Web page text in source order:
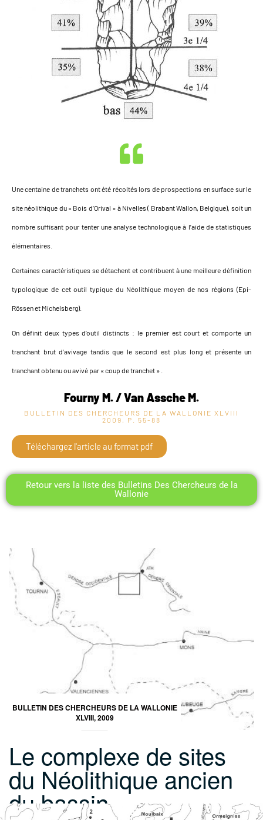
Une centaine de tranchets ont été récoltés lors de prospections en surface sur le
site néolithique du « Bois d’Orival » à Nivelles ( Brabant Wallon, Belgique), soit un
nombre suffisant pour tenter une analyse technologique à l’aide de statistiques
élémentaires.
Certaines caractéristiques se détachent et contribuent à une meilleure définition
typologique de cet outil typique du Néolithique moyen de nos régions (Epi-
Rössen et Michelsberg).
On définit deux types d’outil distincts : le premier est court et comporte un
tranchant brut d’avivage tandis que le second est plus long et présente un
tranchant obtenu ou avivé par « coup de tranchet » .
Fourny M. / Van Assche M.
BULLETIN DES CHERCHEURS DE LA WALLONIE XLVIII
2009, P. 55-88
Téléchargez l'article au format pdf
Retour vers la liste des Bulletins Des Chercheurs de la
Wallonie
BULLETIN DES CHERCHEURS DE LA WALLONIE
XLVIII, 2009
Le complexe de sites
du Néolithique ancien
du bassin…